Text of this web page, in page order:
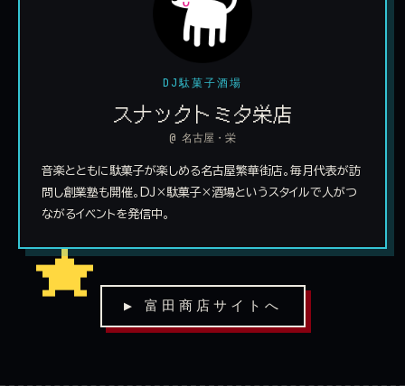
DJ駄菓子酒場
スナックトミタ栄店
@ 名古屋・栄
音楽とともに駄菓子が楽しめる名古屋繁華街店。毎月代表が訪
問し創業塾も開催。DJ×駄菓子×酒場というスタイルで人がつ
ながるイベントを発信中。
▶ 富田商店サイトへ